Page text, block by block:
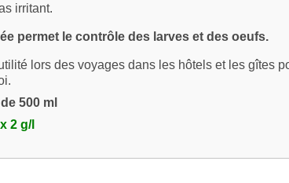
irritant.
permet le contrôle des larves et des oeufs.
lors des voyages dans les hôtels et les gîtes
500 ml
2 g/l